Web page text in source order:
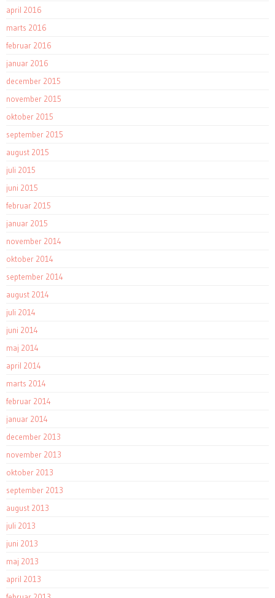
april 2016
marts 2016
februar 2016
januar 2016
december 2015
november 2015
oktober 2015
september 2015
august 2015
juli 2015
juni 2015
februar 2015
januar 2015
november 2014
oktober 2014
september 2014
august 2014
juli 2014
juni 2014
maj 2014
april 2014
marts 2014
februar 2014
januar 2014
december 2013
november 2013
oktober 2013
september 2013
august 2013
juli 2013
juni 2013
maj 2013
april 2013